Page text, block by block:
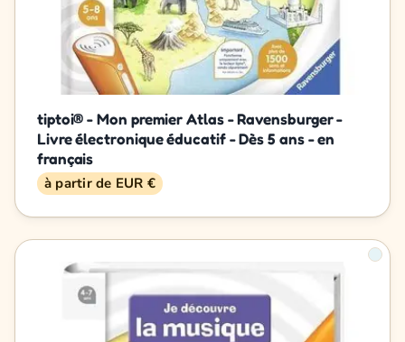
tiptoi® - Mon premier Atlas - Ravensburger -
Livre électronique éducatif - Dès 5 ans - en
français
à partir de EUR €